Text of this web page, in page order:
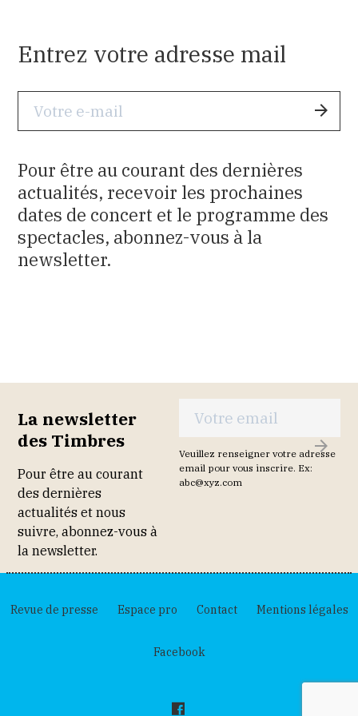
Entrez votre adresse mail
V
a
e
Pour être au courant des dernières
actualités, recevoir les prochaines
dates de concert et le programme des
spectacles, abonnez-vous à la
newsletter.
La newsletter
des Timbres
Pour être au courant
des dernières
actualités et nous
suivre, abonnez-vous à
la newsletter.
Veuillez renseigner votre adresse
email pour vous inscrire. Ex:
abc@xyz.com
S
R
E
Revue de presse Espace pro Contact Mentions légales
Facebook